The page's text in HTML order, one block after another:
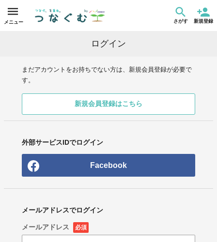
メニュー さがす 新規登録
ログイン
まだアカウントをお持ちでない方は、新規会員登録が必要で
す。
新規会員登録はこちら
外部サービスIDでログイン
Facebook
メールアドレスでログイン
メールアドレス 必須